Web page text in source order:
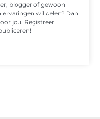
blogger of gewoon
wil delen? Dan
jou. Registreer